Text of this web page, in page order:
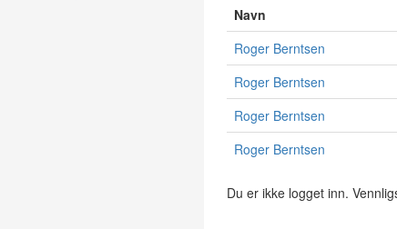
Navn
Roger Berntsen
Roger Berntsen
Roger Berntsen
Roger Berntsen
Du er ikke logget inn.